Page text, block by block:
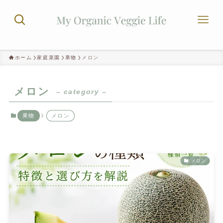
ホーム 家庭菜園 果物 メロン
メロン – category –
果物 メロン
メロン